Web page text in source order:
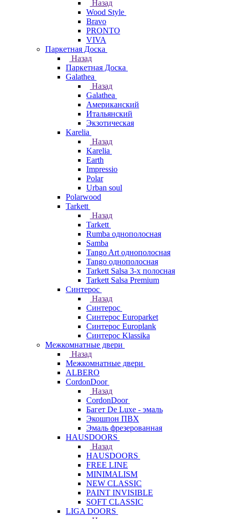
Назад
Wood Style
Bravo
PRONTO
VIVA
Паркетная Доска
Назад
Паркетная Доска
Galathea
Назад
Galathea
Американский
Итальянский
Экзотическая
Karelia
Назад
Karelia
Earth
Impressio
Polar
Urban soul
Polarwood
Tarkett
Назад
Tarkett
Rumba однополосная
Samba
Tango Art однополосная
Tango однополосная
Tarkett Salsa 3-х полосная
Tarkett Salsa Premium
Синтерос
Назад
Синтерос
Синтерос Europarket
Синтерос Europlank
Синтерос Klassika
Межкомнатные двери
Назад
Межкомнатные двери
ALBERO
CordonDoor
Назад
CordonDoor
Багет De Luxe - эмаль
Экошпон ПВХ
Эмаль фрезерованная
HAUSDOORS
Назад
HAUSDOORS
FREE LINE
MINIMALISM
NEW CLASSIC
PAINT INVISIBLE
SOFT CLASSIC
LIGA DOORS